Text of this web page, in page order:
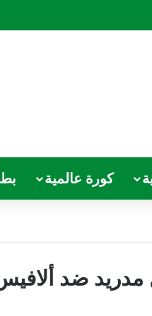
كورة عالمية
ضد ألافيس